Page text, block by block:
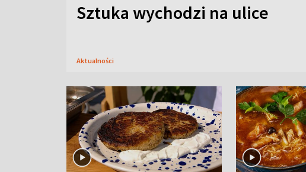
Sztuka wychodzi na ulice
Aktualności